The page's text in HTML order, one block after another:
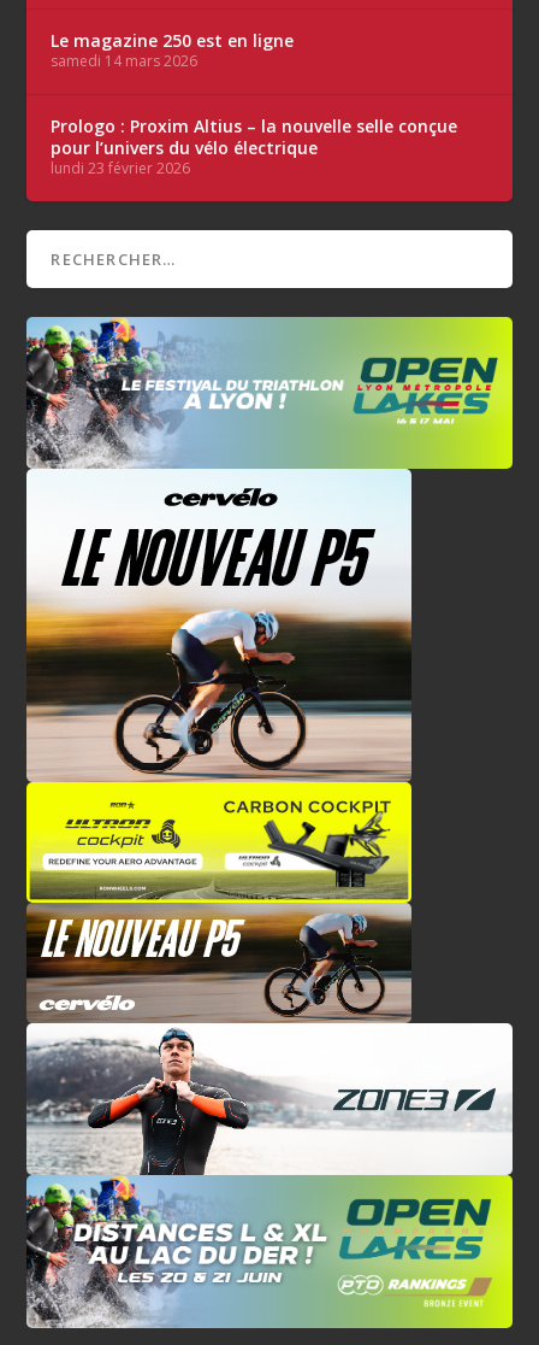
Le magazine 250 est en ligne
samedi 14 mars 2026
Prologo : Proxim Altius – la nouvelle selle conçue
pour l’univers du vélo électrique
lundi 23 février 2026